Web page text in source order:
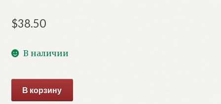
$38.50
В наличии
товара
В корзину